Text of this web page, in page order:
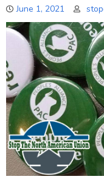
June 1, 2021